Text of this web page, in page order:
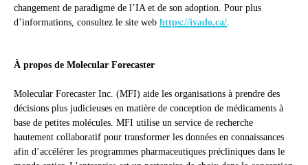
changement de paradigme de l’IA et de son adoption. Pour plus
d’informations, consultez le site web https://ivado.ca/.
À propos de Molecular Forecaster
Molecular Forecaster Inc. (MFI) aide les organisations à prendre des
décisions plus judicieuses en matière de conception de médicaments à
base de petites molécules. MFI utilise un service de recherche
hautement collaboratif pour transformer les données en connaissances
afin d’accélérer les programmes pharmaceutiques précliniques dans le